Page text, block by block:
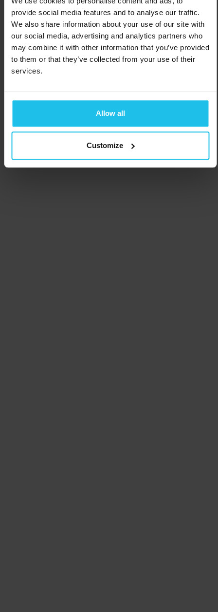
provide social media features and to analyse our traffic.
We also share information about your use of our site with
our social media, advertising and analytics partners who
may combine it with other information that you’ve provided
to them or that they’ve collected from your use of their
services.
Allow all
Customize